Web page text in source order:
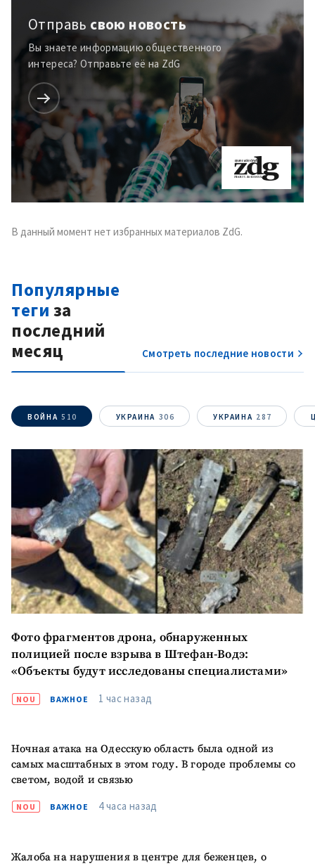
Отправить
информацию
О ZDG
în Română in English
Отправь свою новость
Вы знаете информацию общественного
интереса? Отправьте её на ZdG
В данный момент нет избранных материалов ZdG.
Популярные
теги за
последний
месяц
Смотреть последние новости
ВОЙНА 510 УКРАИНА 306 УКРАИНА 287
Фото фрагментов дрона, обнаруженных
полицией после взрыва в Штефан-Водэ:
«Объекты будут исследованы специалистами»
NOU ВАЖНОЕ 1 час назад
Ночная атака на Одесскую область была одной из
самых масштабных в этом году. В городе проблемы со
светом, водой и связью
NOU ВАЖНОЕ 4 часа назад
Жалоба на нарушения в центре для беженцев, о
Заголовок новости
заголовок